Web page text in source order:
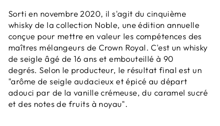
Sorti en novembre 2020, il s'agit du cinquième
whisky de la collection Noble, une édition annuelle
conçue pour mettre en valeur les compétences des
maîtres mélangeurs de Crown Royal. C'est un whisky
de seigle âgé de 16 ans et embouteillé à 90
degrés. Selon le producteur, le résultat final est un
"arôme de seigle audacieux et épicé au départ
adouci par de la vanille crémeuse, du caramel sucré
et des notes de fruits à noyau".